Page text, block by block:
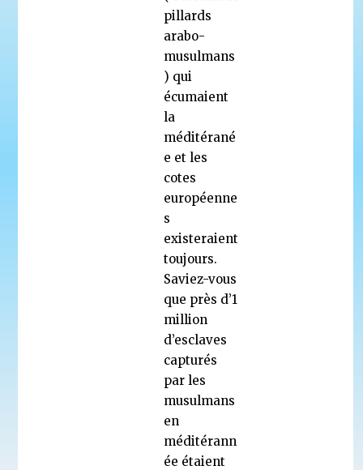
pillards
arabo-
musulmans
) qui
écumaient
la
méditérané
e et les
cotes
européenne
s
existeraient
toujours.
Saviez-vous
que près d’1
million
d’esclaves
capturés
par les
musulmans
en
méditérann
ée étaient